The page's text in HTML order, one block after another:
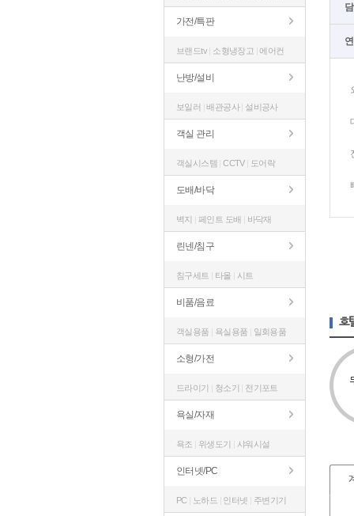
가전/특판
브랜드tv 소형냉장고 |에어컨
난방/설비
보일러 |배관공사| 설비공사
객실 관리
객실시스템 |CCTV| 도어락
도배/바닥
벽지 페인트 도배 바닥재
린넨/침구
침구세트 타올 시트
비품/음료
객실용품 욕실용품 일회용품
소형/가전
드라이기 청소기 전기포트
욕실/자재
욕조 위생도기 샤워시설
인터넷/PC
PC 노하드 인터넷 주변기기
호